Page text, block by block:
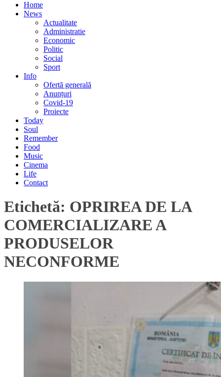
Home
News
Actualitate
Administratie
Economic
Politic
Social
Sport
Info
Ofertă generală
Anunțuri
Covid-19
Proiecte
Today
Soul
Remember
Food
Music
Cinema
Life
Contact
Etichetă: OPRIREA DE LA
COMERCIALIZARE A
PRODUSELOR
NECONFORME